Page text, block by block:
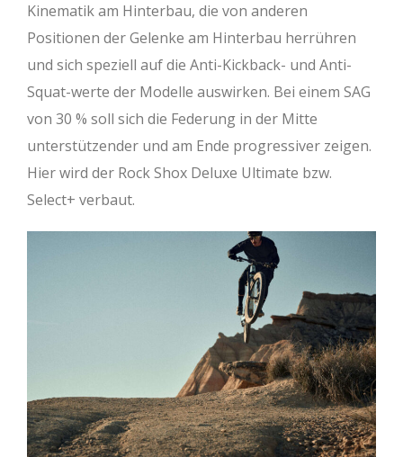
Kinematik am Hinterbau, die von anderen
Positionen der Gelenke am Hinterbau herrühren
und sich speziell auf die Anti-Kickback- und Anti-
Squat-werte der Modelle auswirken. Bei einem SAG
von 30 % soll sich die Federung in der Mitte
unterstützender und am Ende progressiver zeigen.
Hier wird der Rock Shox Deluxe Ultimate bzw.
Select+ verbaut.